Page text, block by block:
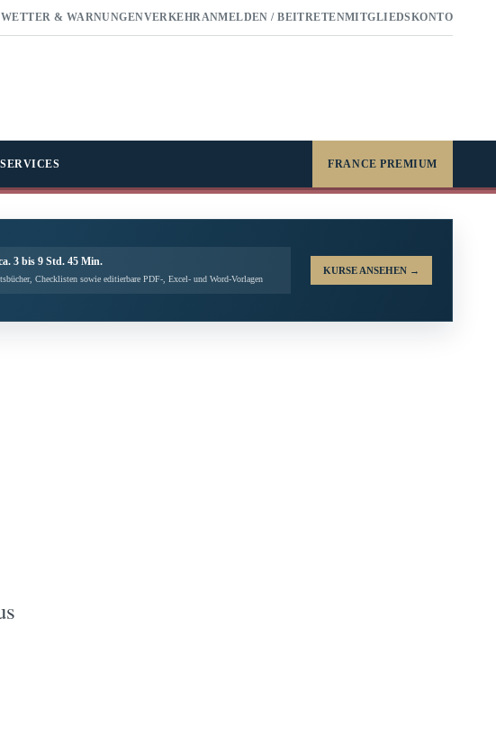
WETTER & WARNUNGENVERKEHRANMELDEN / BEITRETENMITGLIEDSKONTO
SERVICES FRANCE PREMIUM
3 bis 9 Std. 45 Min.
Checklisten sowie editierbare PDF-, Excel- und Word-Vorlagen
KURSE ANSEHEN →